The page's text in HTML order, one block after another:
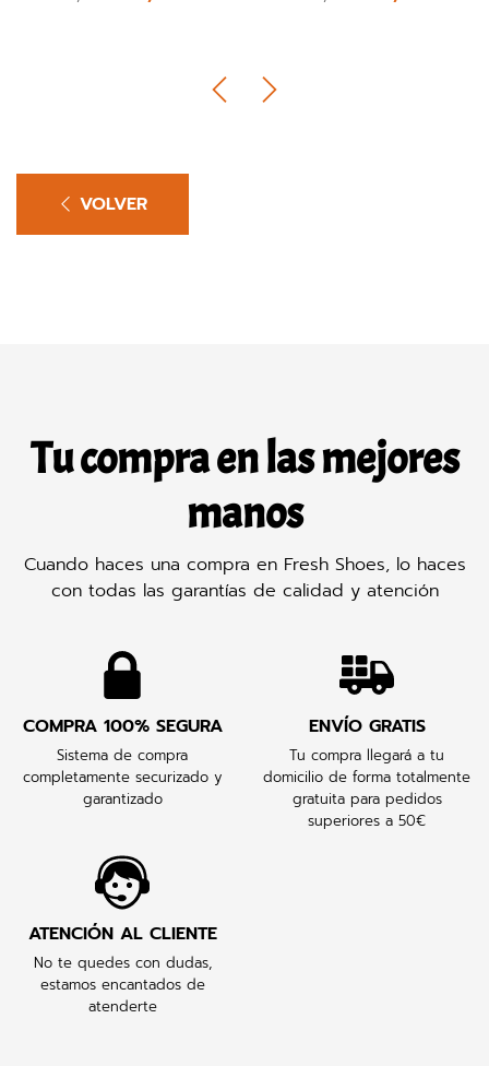
VOLVER
Tu compra en las mejores
manos
Cuando haces una compra en Fresh Shoes, lo haces
con todas las garantías de calidad y atención
COMPRA 100% SEGURA
Sistema de compra
completamente securizado y
garantizado
ENVÍO GRATIS
Tu compra llegará a tu
domicilio de forma totalmente
gratuita para pedidos
superiores a 50€
ATENCIÓN AL CLIENTE
No te quedes con dudas,
estamos encantados de
atenderte